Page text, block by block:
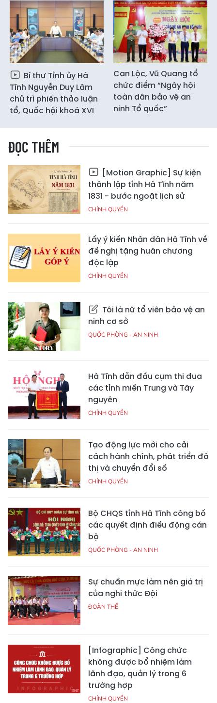
Bí thư Tỉnh ủy Hà
Tĩnh Nguyễn Duy Lâm
chủ trì phiên thảo luận
tổ, Quốc hội khoá XVI
Can Lộc, Vũ Quang tổ
chức điểm “Ngày hội
toàn dân bảo vệ an
ninh Tổ quốc”
ĐỌC THÊM
[Motion Graphic] Sự kiện
thành lập tỉnh Hà Tĩnh năm
1831 - bước ngoặt lịch sử
CHÍNH QUYỀN
Lấy ý kiến Nhân dân Hà Tĩnh về
đề nghị tặng huân chương
độc lập
CHÍNH QUYỀN
Tôi là nữ tổ viên bảo vệ an
ninh cơ sở
QUỐC PHÒNG - AN NINH
Hà Tĩnh dẫn đầu cụm thi đua
các tỉnh miền Trung và Tây
nguyên
CHÍNH QUYỀN
Tạo động lực mới cho cải
cách hành chính, phát triển đô
thị và chuyển đổi số
CHÍNH QUYỀN
Bộ CHQS tỉnh Hà Tĩnh công bố
các quyết định điều động cán
bộ
QUỐC PHÒNG - AN NINH
Sự chuẩn mực làm nên giá trị
của nghi thức Đội
ĐOÀN THỂ
[Infographic] Công chức
không được bổ nhiệm làm
lãnh đạo, quản lý trong 6
trường hợp
CHÍNH QUYỀN